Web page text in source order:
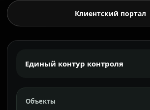
Клиентский портал
Единый контур контроля
Объекты